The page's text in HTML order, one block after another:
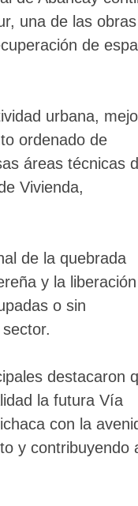
una de las
de
urbana,
ordenado de
áreas técnicas
Vivienda,
de la quebrada
y la
o sin
destacaron
la futura Vía
con la
y contribuyendo